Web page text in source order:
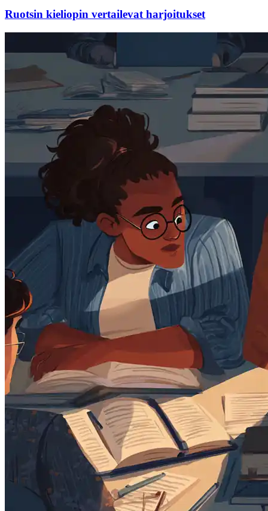
Ruotsin kieliopin vertailevat harjoitukset